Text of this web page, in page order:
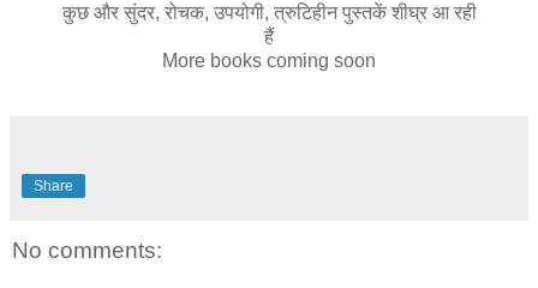
कुछ और सुंदर, रोचक, उपयोगी, त्रुटिहीन पुस्तकें शीघ्र आ रही
हैं
More books coming soon
Share
No comments: